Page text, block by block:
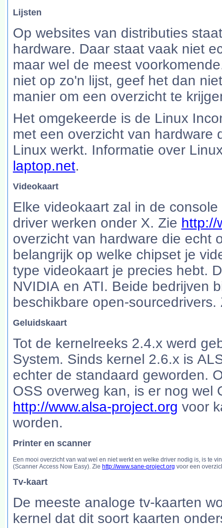
Lijsten
Op websites van distributies
hardware. Daar staat vaak niet
maar wel de meest
niet op zo'n lijst, geef het dan
manier om een overzicht te
Het omgekeerde is de Linux
met een overzicht van hardware
Linux werkt. Informatie over
laptop.net.
Videokaart
Elke videokaart zal in de
driver werken onder X. Zie http://
overzicht van hardware die echt
belangrijk op welke chipset je
type videokaart je precies hebt.
NVIDIA en ATI. Beide bedrijven
beschikbare open-
Geluidskaart
Tot de kernelreeks 2.4.x werd
System. Sinds kernel 2.6.x is
echter de standaard geworden.
OSS overweg kan, is er nog wel
http://www.alsa-project.org voor
worden.
Printer en scanner
Een mooi overzicht van wat wel en niet werkt en welke driver nodig is, is te
(Scanner Access Now Easy). Zie http://www.sane-project.org voor een
Tv-kaart
De meeste analoge tv-kaarten
kernel dat dit soort kaarten